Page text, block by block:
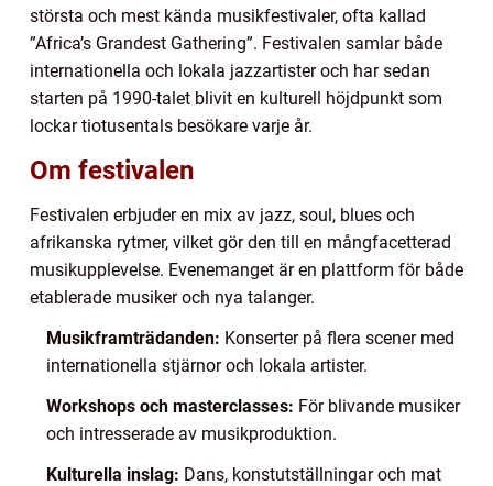
största och mest kända musikfestivaler, ofta kallad
”Africa’s Grandest Gathering”. Festivalen samlar både
internationella och lokala jazzartister och har sedan
starten på 1990-talet blivit en kulturell höjdpunkt som
lockar tiotusentals besökare varje år.
Om festivalen
Festivalen erbjuder en mix av jazz, soul, blues och
afrikanska rytmer, vilket gör den till en mångfacetterad
musikupplevelse. Evenemanget är en plattform för både
etablerade musiker och nya talanger.
Musikframträdanden: Konserter på flera scener med
internationella stjärnor och lokala artister.
Workshops och masterclasses: För blivande musiker
och intresserade av musikproduktion.
Kulturella inslag: Dans, konstutställningar och mat